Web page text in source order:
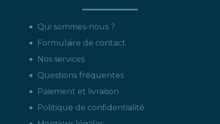
Qui sommes-nous ?
Formulaire de contact
Nos services
Questions fréquentes
Paiement et livraison
Politique de confidentialité